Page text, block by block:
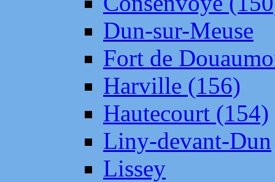
Dun-sur-Meuse
Fort de
Harville (156)
Hautecourt (154)
Liny-devant-Dun
Lissey